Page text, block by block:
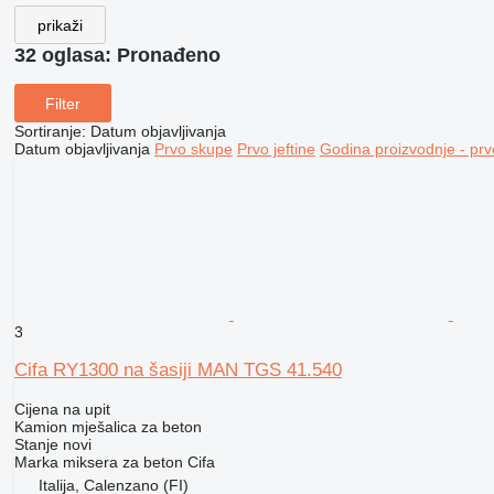
prikaži
32 oglasa: Pronađeno
Filter
Sortiranje: Datum objavljivanja
Datum objavljivanja Prvo skupe Prvo jeftine Godina proizvodnje -
3
Cifa RY1300 na šasiji MAN TGS 41.540
Cijena na upit
Kamion mješalica za beton
Stanjenovi
Marka miksera za beton Cifa
Italija, Calenzano (FI)